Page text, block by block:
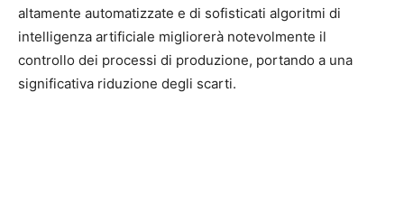
altamente automatizzate e di sofisticati algoritmi di
intelligenza artificiale migliorerà notevolmente il
controllo dei processi di produzione, portando a una
significativa riduzione degli scarti.